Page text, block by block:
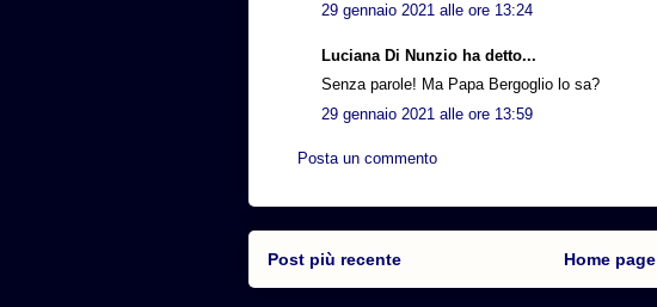
29 gennaio 2021 alle ore 13:24
Luciana Di Nunzio ha detto...
Senza parole! Ma Papa Bergoglio lo sa?
29 gennaio 2021 alle ore 13:59
Posta un commento
Post più recente Home page